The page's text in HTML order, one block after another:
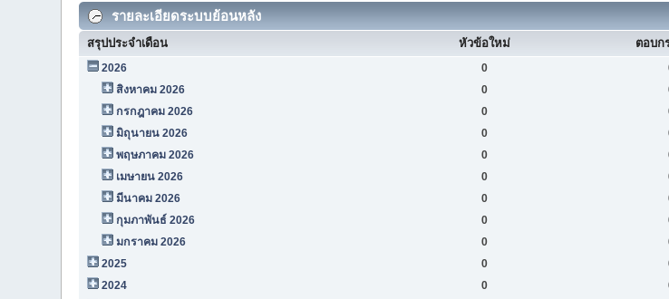
รายละเอียดระบบย้อนหลัง
สรุปประจำเดือน หัวข้อใหม่ ตอบก
2026 0
สิงหาคม 2026
0
กรกฎาคม 2026
0
มิถุนายน 2026
0
พฤษภาคม 2026
0
เมษายน 2026
0
มีนาคม 2026
0
กุมภาพันธ์ 2026
0
มกราคม 2026
0
2025
0
2024
0